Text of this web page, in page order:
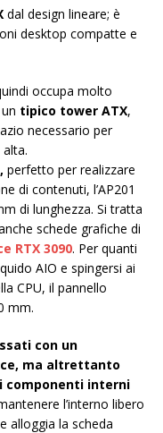
dal design lineare; è
desktop compatte e
occupa molto
tipico tower ATX,
necessario per
perfetto per realizzare
di contenuti, l’AP201
di lunghezza. Si tratta
schede grafiche di
RTX 3090. Per quanti
AIO e spingersi ai
CPU, il pannello
mm.
con un
ma altrettanto
componenti interni
l’interno libero
alloggia la scheda